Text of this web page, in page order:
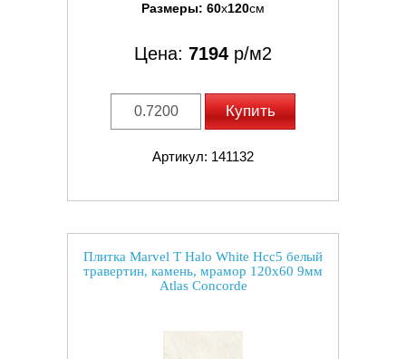
Размеры: 60x120см
Цена: 7194 р/м2
Купить
Артикул: 141132
Плитка Marvel T Halo White Hcc5 белый
травертин, камень, мрамор 120x60 9мм
Atlas Concorde